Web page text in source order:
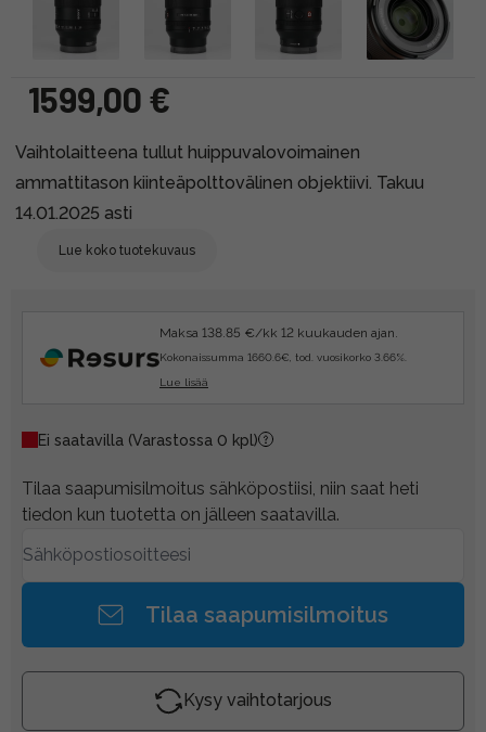
1599,00 €
Vaihtolaitteena tullut huippuvalovoimainen
ammattitason kiinteäpolttovälinen objektiivi. Takuu
14.01.2025 asti
Lue koko tuotekuvaus
Maksa 138.85 €/kk 12 kuukauden ajan.
Kokonaissumma 1660.6€, tod. vuosikorko 3.66%.
Lue lisää
Ei saatavilla (Varastossa 0 kpl)
Tilaa saapumisilmoitus sähköpostiisi, niin saat heti
tiedon kun tuotetta on jälleen saatavilla.
Tilaa saapumisilmoitus
Kysy vaihtotarjous